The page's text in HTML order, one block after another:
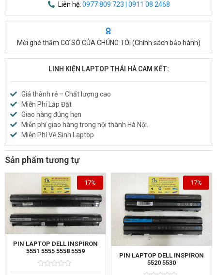
Liên hệ: 0977 809 723 | 0911 08 2468
Mời ghé thăm CƠ SỞ CỦA CHÚNG TÔI (Chính sách bảo hành)
LINH KIỆN LAPTOP THÁI HÀ CAM KẾT:
Giá thành rẻ – Chất lượng cao
Miễn Phí Lắp Đặt
Giao hàng đúng hẹn
Miễn phí giao hàng trong nội thành Hà Nội.
Miễn Phí Vệ Sinh Laptop
Sản phẩm tương tự
PIN LAPTOP DELL INSPIRON
5551 5555 5558 5559
17%
PIN LAPTOP DELL INSPIRON
5520 5530
17%